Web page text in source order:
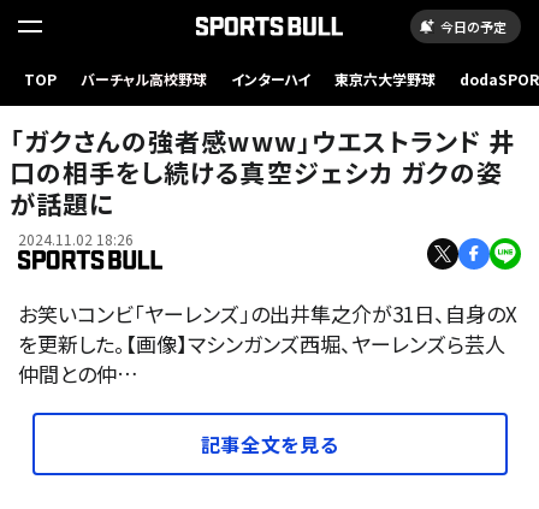
今日の予定
TOP バーチャル高校野球 インターハイ 東京六大学野球
「ガクさんの強者感www」ウエストランド 井
口の相手をし続ける真空ジェシカ ガクの姿
が話題に
2024.11.02 18:26
お笑いコンビ「ヤーレンズ」の出井隼之介が31日、自身のX
を更新した。【画像】マシンガンズ西堀、ヤーレンズら芸人
仲間との仲…
記事全文を見る